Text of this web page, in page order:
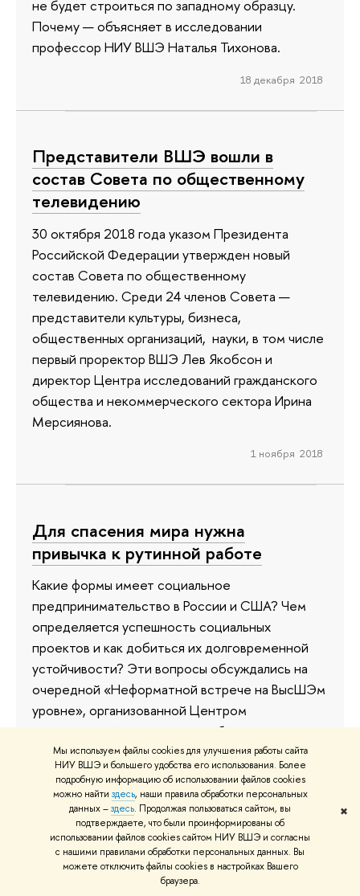
Мы используем файлы cookies для улучшения работы сайта
НИУ ВШЭ и большего удобства его использования. Более
подробную информацию об использовании файлов cookies
можно найти здесь, наши правила обработки персональных
данных –здесь. Продолжая пользоваться сайтом, вы
подтверждаете, что были проинформированы об
использовании файлов cookies сайтом НИУ ВШЭ и согласны
с нашими правилами обработки персональных данных. Вы
можете отключить файлы cookies в настройках Вашего
браузера.
✖
не будет строиться по западному образцу.
Почему — объясняет в исследовании
профессор НИУ ВШЭ Наталья Тихонова.
18 декабря 2018
Представители ВШЭ вошли в
состав Совета по общественному
телевидению
30 октября 2018 года указом Президента
Российской Федерации утвержден новый
состав Совета по общественному
телевидению. Среди 24 членов Совета —
представители культуры, бизнеса,
общественных организаций, науки, в том числе
первый проректор ВШЭ Лев Якобсон и
директор Центра исследований гражданского
общества и некоммерческого сектора Ирина
Мерсиянова.
1 ноября 2018
Для спасения мира нужна
привычка к рутинной работе
Какие формы имеет социальное
предпринимательство в России и США? Чем
определяется успешность социальных
проектов и как добиться их долговременной
устойчивости? Эти вопросы обсуждались на
очередной «Неформатной встрече на ВысШЭм
уровне», организованной Центром
исследований гражданского общества и
некоммерческого сектора НИУ ВШЭ.
22 декабря 2016
Волонтерство в России: с чего оно
началось и как будет развиваться